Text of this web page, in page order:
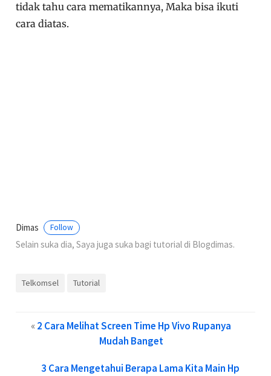
tidak tahu cara mematikannya, Maka bisa ikuti
cara diatas.
Dimas Follow
Selain suka dia, Saya juga suka bagi tutorial di Blogdimas.
Telkomsel Tutorial
«2 Cara Melihat Screen Time Hp Vivo Rupanya
Mudah Banget
3 Cara Mengetahui Berapa Lama Kita Main Hp